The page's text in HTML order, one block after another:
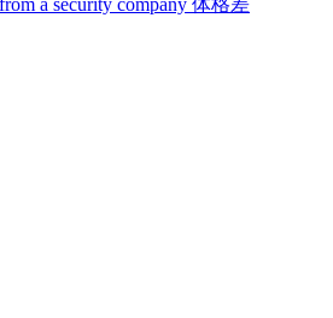
a security company 体格差